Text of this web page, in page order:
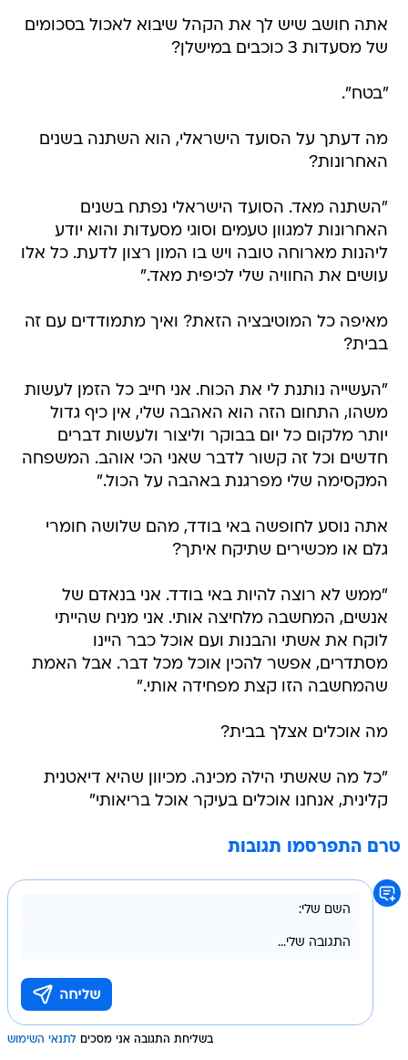
אתה חושב שיש לך את הקהל שיבוא לאכול בסכומים
של מסעדות 3 כוכבים במישלן?
"בטח".
מה דעתך על הסועד הישראלי, הוא השתנה בשנים
האחרונות?
"השתנה מאד. הסועד הישראלי נפתח בשנים
האחרונות למגוון טעמים וסוגי מסעדות והוא יודע
ליהנות מארוחה טובה ויש בו המון רצון לדעת. כל אלו
עושים את החוויה שלי לכיפית מאד."
מאיפה כל המוטיבציה הזאת? ואיך מתמודדים עם זה
בבית?
"העשייה נותנת לי את הכוח. אני חייב כל הזמן לעשות
משהו, התחום הזה הוא האהבה שלי, אין כיף גדול
יותר מלקום כל יום בבוקר וליצור ולעשות דברים
חדשים וכל זה קשור לדבר שאני הכי אוהב. המשפחה
המקסימה שלי מפרגנת באהבה על הכול."
אתה נוסע לחופשה באי בודד, מהם שלושה חומרי
גלם או מכשירים שתיקח איתך?
"ממש לא רוצה להיות באי בודד. אני בנאדם של
אנשים, המחשבה מלחיצה אותי. אני מניח שהייתי
לוקח את אשתי והבנות ועם אוכל כבר היינו
מסתדרים, אפשר להכין אוכל מכל דבר. אבל האמת
שהמחשבה הזו קצת מפחידה אותי."
מה אוכלים אצלך בבית?
"כל מה שאשתי הילה מכינה. מכיוון שהיא דיאטנית
קלינית, אנחנו אוכלים בעיקר אוכל בריאותי"
טרם התפרסמו תגובות
בשליחת התגובה אני מסכים לתנאי השימוש